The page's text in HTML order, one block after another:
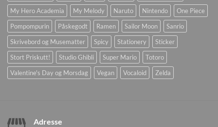
My Hero Academia
My Melody Naruto Nintendo
One Piece
Pompompurin
Påskegodt Ramen Sailor Moon
Sanrio
Skrivebord og Musematter
Spicy Stationery
Sticker
Stort Priskutt!
Studio Ghibli Super Mario
Totoro
Valentine's Day og Morsdag
Vegan Vocaloid Zelda
Adresse